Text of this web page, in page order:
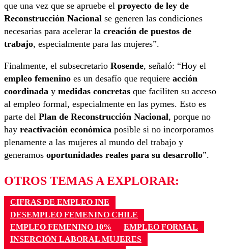
que una vez que se apruebe el proyecto de ley de
Reconstrucción Nacional se generen las condiciones
necesarias para acelerar la creación de puestos de
trabajo, especialmente para las mujeres”.
Finalmente, el subsecretario Rosende, señaló: “Hoy el
empleo femenino es un desafío que requiere acción
coordinada y medidas concretas que faciliten su acceso
al empleo formal, especialmente en las pymes. Esto es
parte del Plan de Reconstrucción Nacional, porque no
hay reactivación económica posible si no incorporamos
plenamente a las mujeres al mundo del trabajo y
generamos oportunidades reales para su desarrollo”.
OTROS TEMAS A EXPLORAR:
CIFRAS DE EMPLEO INE
DESEMPLEO FEMENINO CHILE
EMPLEO FEMENINO 10%
EMPLEO FORMAL
INSERCIÓN LABORAL MUJERES